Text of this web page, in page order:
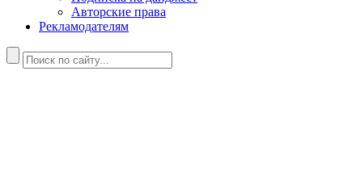
Авторские права
Рекламодателям